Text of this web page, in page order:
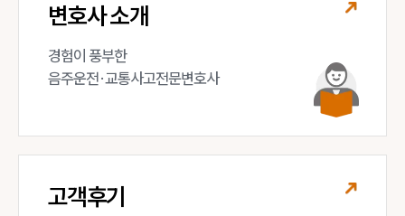
변호사 소개
경험이 풍부한
음주운전·교통사고전문변호사
고객후기